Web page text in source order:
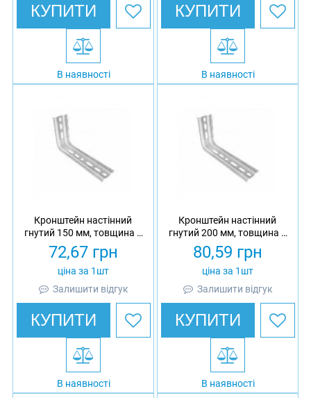
КУПИТИ
В наявності
КУПИТИ
В наявності
Кронштейн настінний
гнутий 150 мм, товщина 2
мм, гарячеоцинкований,
Eurotray
72,67 грн
ціна за 1шт
Залишити відгук
КУПИТИ
В наявності
Кронштейн настінний
гнутий 200 мм, товщина 2
мм, гарячеоцинкований,
Eurotray
80,59 грн
ціна за 1шт
Залишити відгук
КУПИТИ
В наявності